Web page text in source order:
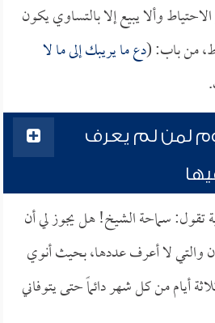
الاحتياط وألا يبيع إلا بالتساوي يكون
من باب: (دع ما يريبك إلى ما لا
لمن لم يعرف
تقول: سماحة الشيخ! هل يجوز لي أن
والتي لا أعرف عددها، بحيث أنوي
أيام من كل شهر دائماً حتى يتوفاني